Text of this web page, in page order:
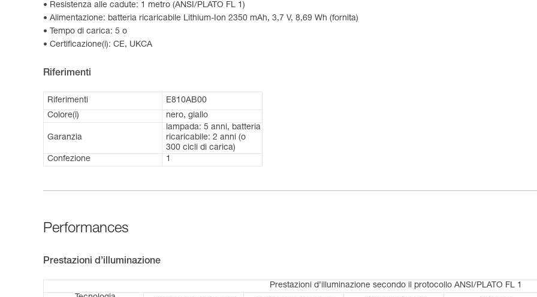
Resistenza alle cadute: 1 metro (ANSI/PLATO FL 1)
Alimentazione: batteria ricaricabile Lithium-Ion 2350 mAh, 3,7 V, 8,69 Wh (fornita)
Tempo di carica: 5 o
Certificazione(i): CE, UKCA
Riferimenti
Riferimenti
E810AB00
Colore(i)
nero, giallo
Garanzia
lampada: 5 anni, batteria
ricaricabile: 2 anni (o
300 cicli di carica)
Confezione
1
Performances
Prestazioni d’illuminazione
Prestazioni d’illuminazione secondo il protocollo ANSI/PLATO FL 1